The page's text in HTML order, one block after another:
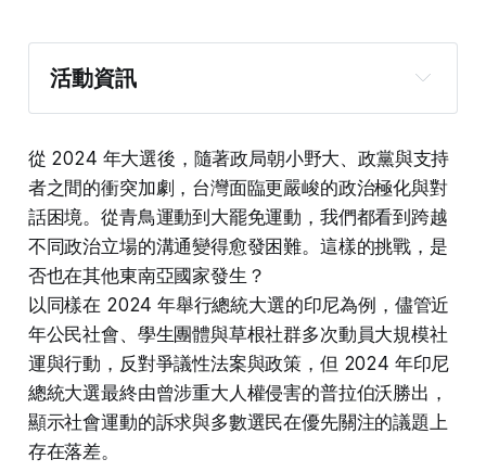
活動資訊
活動日期 Date : 9/16（星期二）
活動時間 Time : 8PM 台北 (7PM 雅加達)
活動形式 Form: 線上
主持人 Moderator:
講者 Speaker :
報名連結：
https://forms.gle/rQut57yA8uwDbamc8
從 2024 年大選後，隨著政局朝小野大、政黨與支持
者之間的衝突加劇，台灣面臨更嚴峻的政治極化與對
話困境。從青鳥運動到大罷免運動，我們都看到跨越
不同政治立場的溝通變得愈發困難。這樣的挑戰，是
否也在其他東南亞國家發生？
以同樣在 2024 年舉行總統大選的印尼為例，儘管近
年公民社會、學生團體與草根社群多次動員大規模社
運與行動，反對爭議性法案與政策，但 2024 年印尼
總統大選最終由曾涉重大人權侵害的普拉伯沃勝出，
顯示社會運動的訴求與多數選民在優先關注的議題上
存在落差。